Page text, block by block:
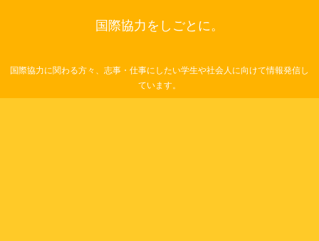
国際協力をしごとに。
国際協力に関わる方々、志事・仕事にしたい学生や社会人に向けて情報発信し
ています。